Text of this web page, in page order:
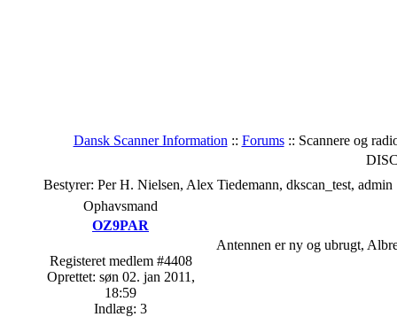
Dansk Scanner Information :: Forums:: Scannere og
Bestyrer: Per H. Nielsen, Alex Tiedemann, dkscan_test, admin
Ophavsmand
OZ9PAR
Registeret medlem #4408
Oprettet: søn 02. jan 2011,
18:59
Indlæg: 3
Antennen er ny og ubrugt,